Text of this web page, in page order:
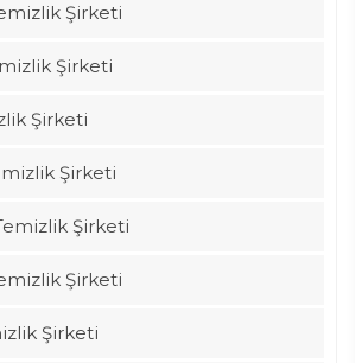
Şirketi
Şirketi
Şirketi
Şirketi
Şirketi
Şirketi
Şirketi